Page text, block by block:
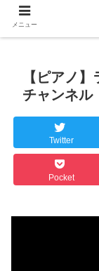
【ピアノ
チャンネル
Twitter
Pocket
メニュー